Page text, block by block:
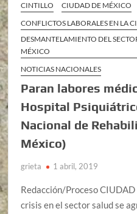
CINTILLO
CIUDAD DE MÉXICO
CONFLICTOS LABORALES EN LA
DESMANTELAMIENTO DEL
MÉXICO
NOTICIAS NACIONALES
Paran labores
Hospital
Nacional de
México)
grieta 1 abril, 2019
Redacción/Proceso
crisis en el sector salud se